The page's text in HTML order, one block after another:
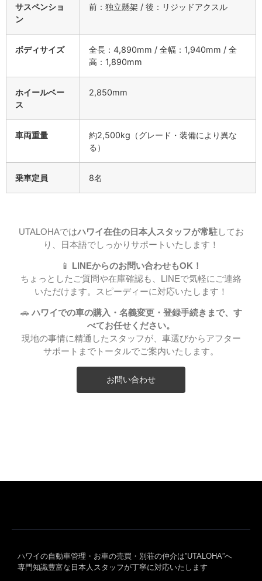
サスペンショ
ン
前：独立懸架 / 後：リジッドアクスル
ボディサイズ
全長：4,890mm / 全幅：1,940mm / 全
高：1,890mm
ホイールベー
ス
2,850mm
車両重量
約2,500kg（グレード・装備により異な
る）
乗車定員 8名
UTALOHAではハワイ在住の日本人スタッフが常駐してお
り、日本語でしっかりサポートいたします！
📱 LINEからのお問い合わせもOK！
ちょっとしたご質問や在庫確認も、LINEで気軽にご連絡
いただけます。スピーディーに対応いたします！
🚗ハワイでの車の購入・名義変更・登録手続きまで、す
べてお任せください。
現地の事情に精通したスタッフが、車選びからアフター
サポートまでトータルでご案内いたします。
お問い合わせ
ハワイの自動車管理・お車の売買・別荘の仲介は”UTALOHA”へ
専門知識豊富な日本人スタッフが丁寧に対応いたします